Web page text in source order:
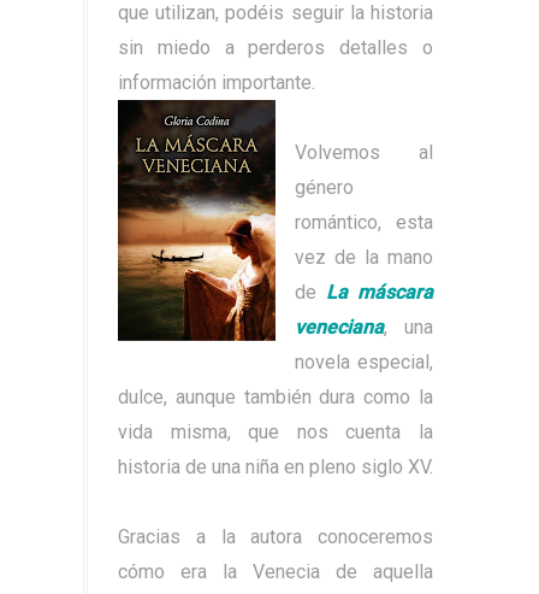
que utilizan, podéis seguir la historia
sin miedo a perderos detalles o
información importante.
Volvemos al
género
romántico, esta
vez de la mano
de La máscara
veneciana, una
novela especial,
dulce, aunque también dura como la
vida misma, que nos cuenta la
historia de una niña en pleno siglo XV.
Gracias a la autora conoceremos
cómo era la Venecia de aquella